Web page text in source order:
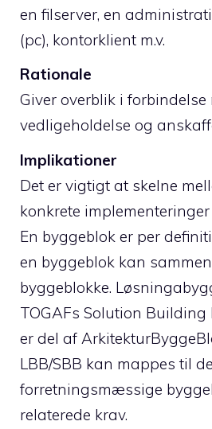
en filserver, en
(pc), kontorklient m.v.
Rationale
Giver overblik i forbindelse
vedligeholdelse og
Implikationer
Det er vigtigt at skelne
konkrete
En byggeblok er per
en byggeblok kan
byggeblokke.
TOGAFs Solution Building
er del af
LBB/SBB kan mappes til de
forretningsmæssige
relaterede krav.